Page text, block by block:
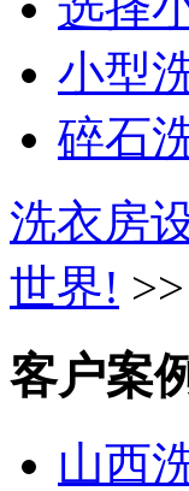
小型
碎石
洗衣房
世界! >>
客户案
山西